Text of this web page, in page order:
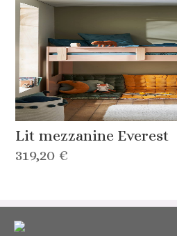
Lit mezzanine Everest
319,20 €